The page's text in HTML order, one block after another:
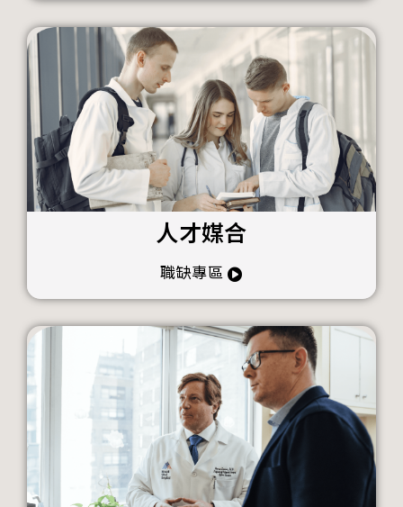
人才媒合
職缺專區